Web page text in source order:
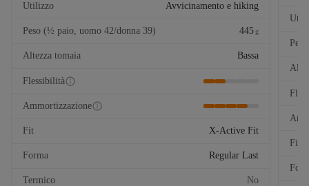
Utilizzo Avvicinamento e hiking
Peso (½ paio, uomo 42/donna 39) 445 g
Altezza tomaia Bassa
Flessibilità
Ammortizzazione
Fit X-Active Fit
Forma Regular Last
Termico No
Fit